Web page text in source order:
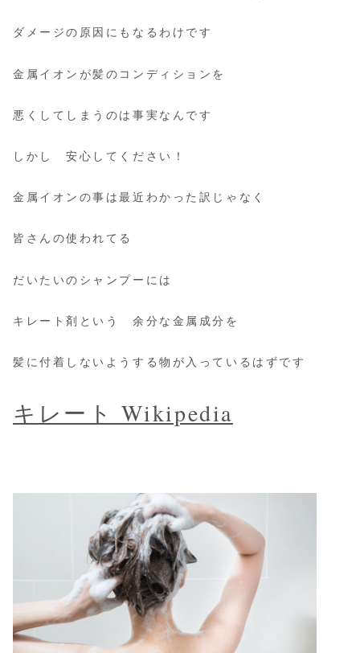
ダメージの原因にもなるわけです
金属イオンが髪のコンディションを
悪くしてしまうのは事実なんです
しかし 安心してください！
金属イオンの事は最近わかった訳じゃなく
皆さんの使われてる
だいたいのシャンプーには
キレート剤という 余分な金属成分を
髪に付着しないようする物が入っているはずです
キレート Wikipedia